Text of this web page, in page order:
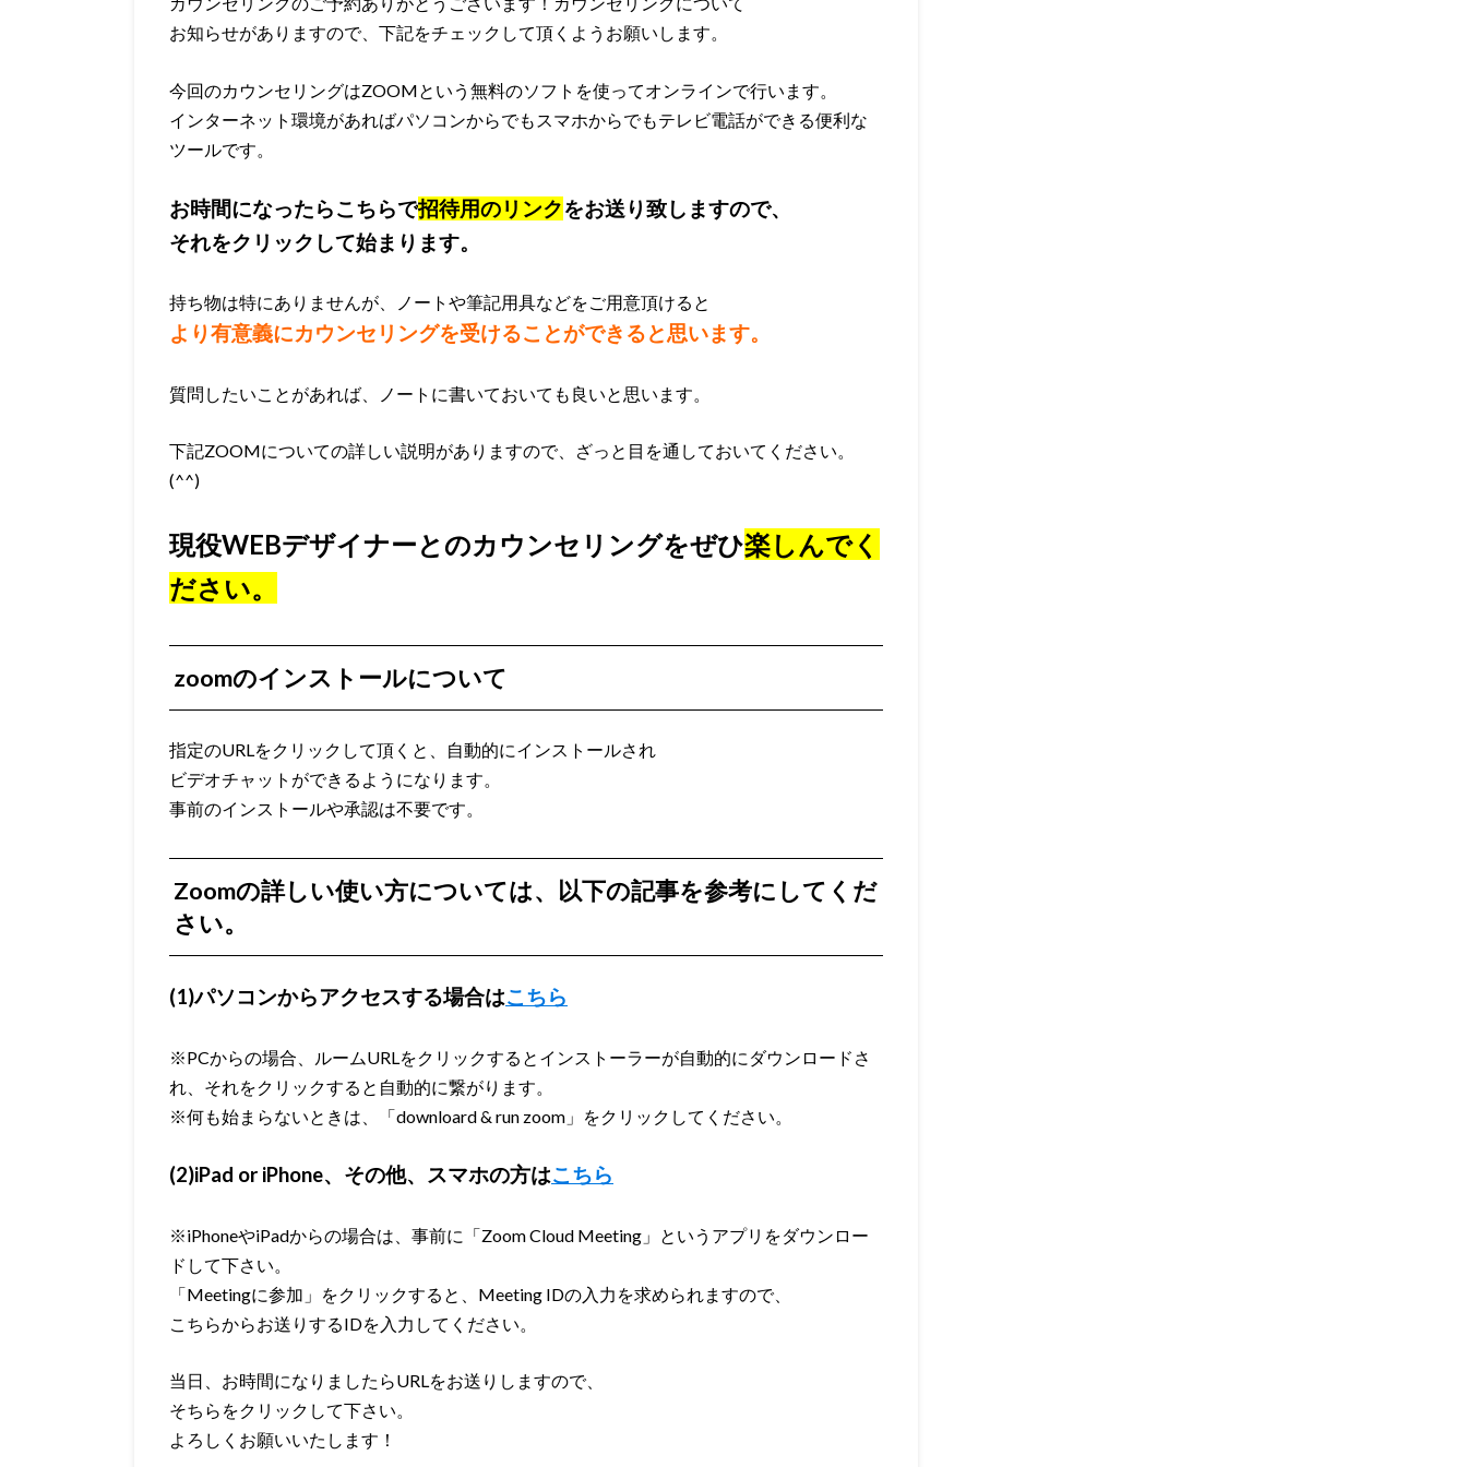
お知らせがありますので、下記をチェックして頂くようお願いします。
今回のカウンセリングはZOOMという無料のソフトを使ってオンラインで行います。
インターネット環境があればパソコンからでもスマホからでもテレビ電話ができる便利な
ツールです。
お時間になったらこちらで招待用のリンクをお送り致しますので、
それをクリックして始まります。
持ち物は特にありませんが、ノートや筆記用具などをご用意頂けると
より有意義にカウンセリングを受けることができると思います。
質問したいことがあれば、ノートに書いておいても良いと思います。
下記ZOOMについての詳しい説明がありますので、ざっと目を通しておいてください。
(^^)
現役WEBデザイナーとのカウンセリングをぜひ楽しんでく
ださい。
zoomのインストールについて
指定のURLをクリックして頂くと、自動的にインストールされ
ビデオチャットができるようになります。
事前のインストールや承認は不要です。
Zoomの詳しい使い方については、以下の記事を参考にしてくだ
さい。
(1)パソコンからアクセスする場合はこちら
※PCからの場合、ルームURLをクリックするとインストーラーが自動的にダウンロードさ
れ、それをクリックすると自動的に繋がります。
※何も始まらないときは、「downloard & run zoom」をクリックしてください。
(2)iPad or iPhone、その他、スマホの方はこちら
※iPhoneやiPadからの場合は、事前に「Zoom Cloud Meeting」というアプリをダウンロー
ドして下さい。
「Meetingに参加」をクリックすると、Meeting IDの入力を求められますので、
こちらからお送りするIDを入力してください。
当日、お時間になりましたらURLをお送りしますので、
そちらをクリックして下さい。
よろしくお願いいたします！